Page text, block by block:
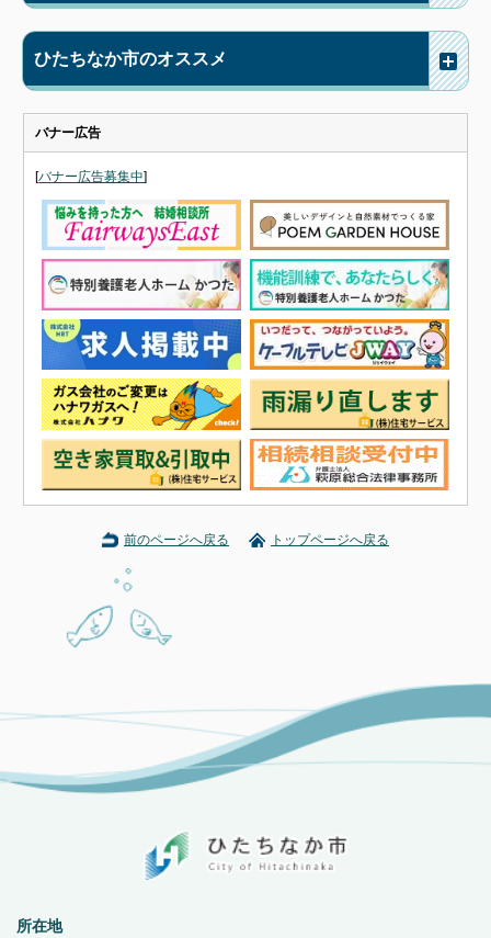
ひたちなか市のオススメ
バナー広告
[バナー広告募集中]
前のページへ戻る トップページへ戻る
所在地